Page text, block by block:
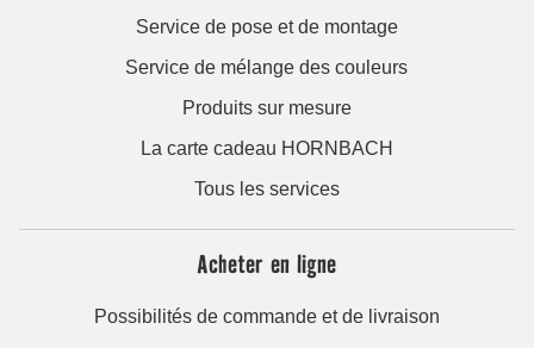
Service de pose et de montage
Service de mélange des couleurs
Produits sur mesure
La carte cadeau HORNBACH
Tous les services
Acheter en ligne
Possibilités de commande et de livraison